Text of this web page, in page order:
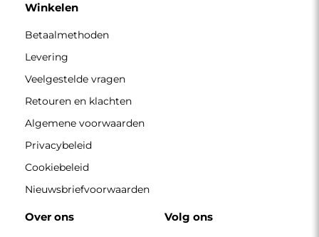
Winkelen
Betaalmethoden
Levering
Veelgestelde vragen
Retouren en klachten
Algemene voorwaarden
Privacybeleid
Cookiebeleid
Nieuwsbriefvoorwaarden
Over ons Volg ons